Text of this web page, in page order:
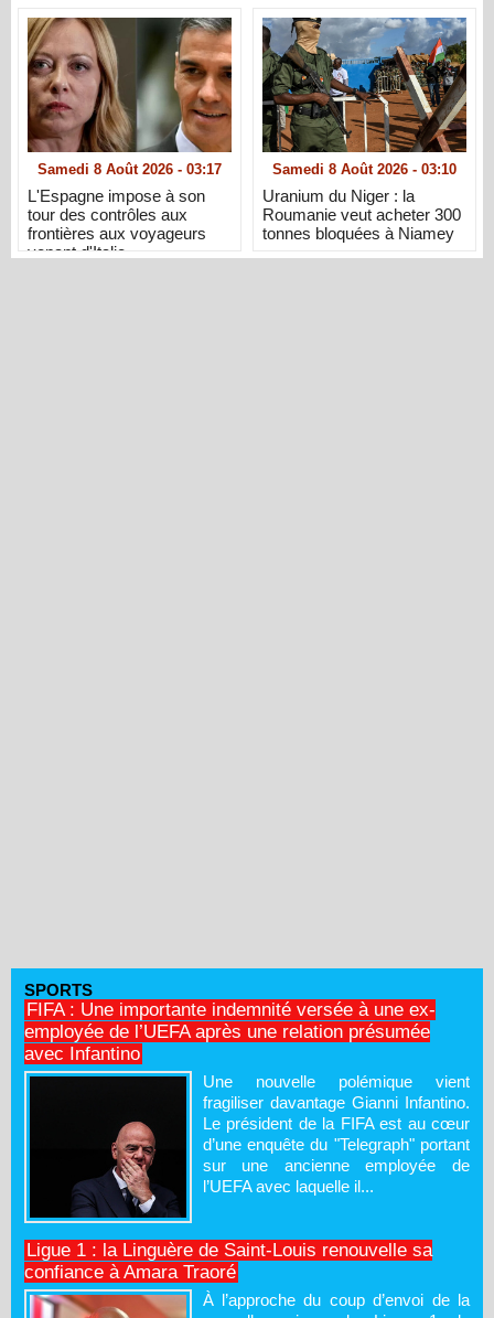
Samedi 8 Août 2026 - 03:17
L'Espagne impose à son
tour des contrôles aux
frontières aux voyageurs
venant d'Italie
Samedi 8 Août 2026 - 03:10
Uranium du Niger : la
Roumanie veut acheter 300
tonnes bloquées à Niamey
SPORTS
FIFA : Une importante indemnité versée à une ex-
employée de l’UEFA après une relation présumée
avec Infantino
Une nouvelle polémique vient
fragiliser davantage Gianni Infantino.
Le président de la FIFA est au cœur
d’une enquête du "Telegraph" portant
sur une ancienne employée de
l’UEFA avec laquelle il...
Ligue 1 : la Linguère de Saint-Louis renouvelle sa
confiance à Amara Traoré
À l’approche du coup d’envoi de la